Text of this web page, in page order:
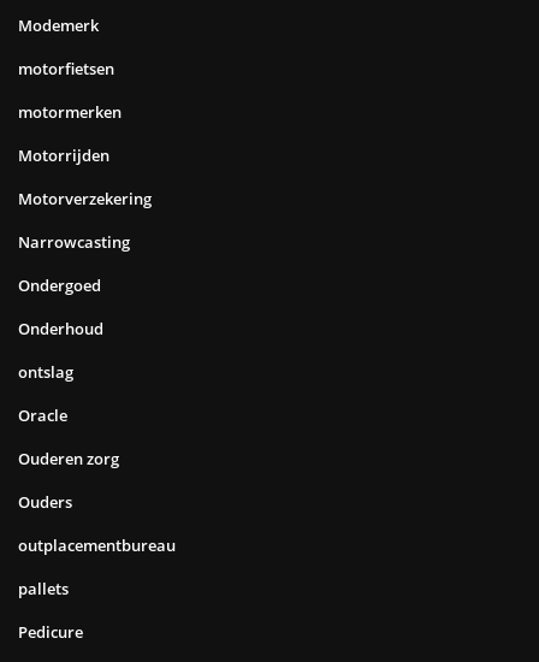
Modemerk
motorfietsen
motormerken
Motorrijden
Motorverzekering
Narrowcasting
Ondergoed
Onderhoud
ontslag
Oracle
Ouderen zorg
Ouders
outplacementbureau
pallets
Pedicure